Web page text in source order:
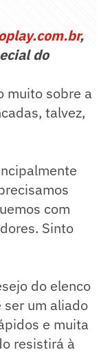
,
do
muito sobre a
talvez,
com
Sinto
do elenco
um aliado
e muita
resistirá à